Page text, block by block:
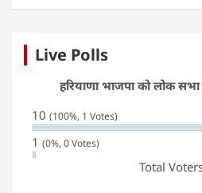
Live Polls
हरियाणा भाजपा को लोक सभा
10 (100%, 1 Votes)
1 (0%, 0 Votes)
Total